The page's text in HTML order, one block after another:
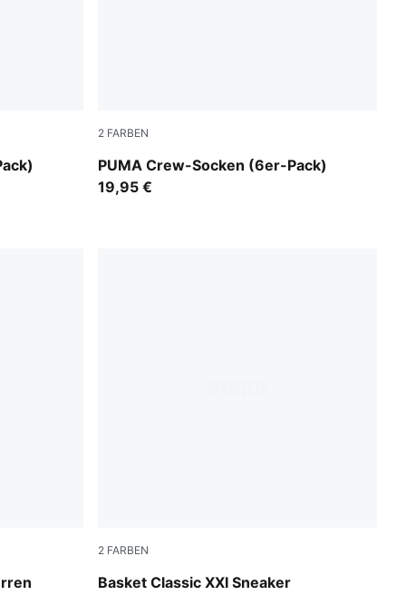
2 FARBEN
PUMA Crew-Socken (6er-Pack)
black
19,95 €
2 FARBEN
Basket Classic XXI Sneaker
PUMA White-PUMA White